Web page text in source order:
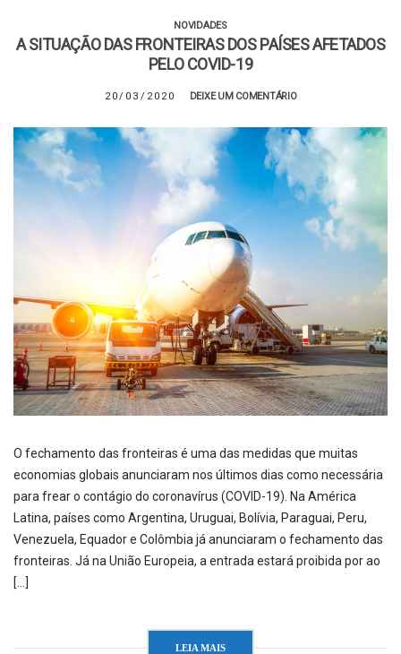
NOVIDADES
A SITUAÇÃO DAS FRONTEIRAS DOS PAÍSES AFETADOS
PELO COVID-19
20/03/2020 DEIXE UM COMENTÁRIO
O fechamento das fronteiras é uma das medidas que muitas
economias globais anunciaram nos últimos dias como necessária
para frear o contágio do coronavírus (COVID-19). Na América
Latina, países como Argentina, Uruguai, Bolívia, Paraguai, Peru,
Venezuela, Equador e Colômbia já anunciaram o fechamento das
fronteiras. Já na União Europeia, a entrada estará proibida por ao
[…]
LEIA MAIS